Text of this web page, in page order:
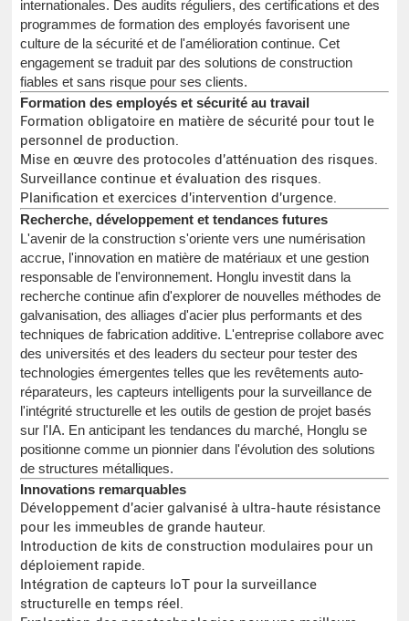
internationales. Des audits réguliers, des certifications et des
programmes de formation des employés favorisent une
culture de la sécurité et de l'amélioration continue. Cet
engagement se traduit par des solutions de construction
fiables et sans risque pour ses clients.
Formation des employés et sécurité au travail
Formation obligatoire en matière de sécurité pour tout le
personnel de production.
Mise en œuvre des protocoles d'atténuation des risques.
Surveillance continue et évaluation des risques.
Planification et exercices d'intervention d'urgence.
Recherche, développement et tendances futures
L'avenir de la construction s'oriente vers une numérisation
accrue, l'innovation en matière de matériaux et une gestion
responsable de l'environnement. Honglu investit dans la
recherche continue afin d'explorer de nouvelles méthodes de
galvanisation, des alliages d'acier plus performants et des
techniques de fabrication additive. L'entreprise collabore avec
des universités et des leaders du secteur pour tester des
technologies émergentes telles que les revêtements auto-
réparateurs, les capteurs intelligents pour la surveillance de
l'intégrité structurelle et les outils de gestion de projet basés
sur l'IA. En anticipant les tendances du marché, Honglu se
positionne comme un pionnier dans l'évolution des solutions
de structures métalliques.
Innovations remarquables
Développement d'acier galvanisé à ultra-haute résistance
pour les immeubles de grande hauteur.
Introduction de kits de construction modulaires pour un
déploiement rapide.
Intégration de capteurs IoT pour la surveillance
structurelle en temps réel.